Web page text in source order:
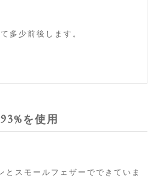
多少前後します。
を使用
とスモールフェザーでできていま